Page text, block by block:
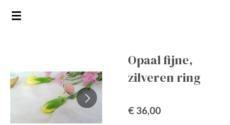
Ga
Opaal fijne,
zilveren ring
€ 36,00